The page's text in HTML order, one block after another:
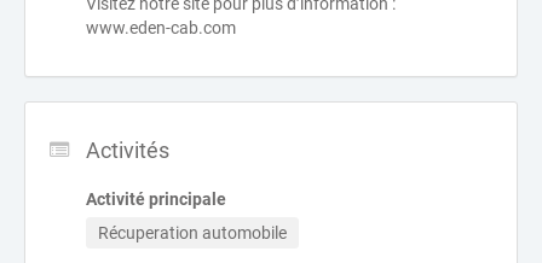
Visitez notre site pour plus d’information :
www.eden-cab.com
Activités
Activité principale
Récuperation automobile